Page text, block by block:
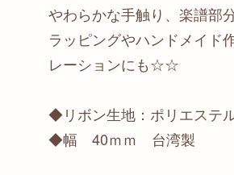
やわらかな手触り、楽譜部
ラッピングやハンドメイド
レーションにも☆☆
◆リボン生地：ポリエステ
◆幅 40ｍｍ 台湾製